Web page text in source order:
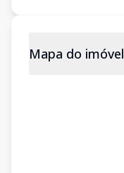
Mapa do imóvel